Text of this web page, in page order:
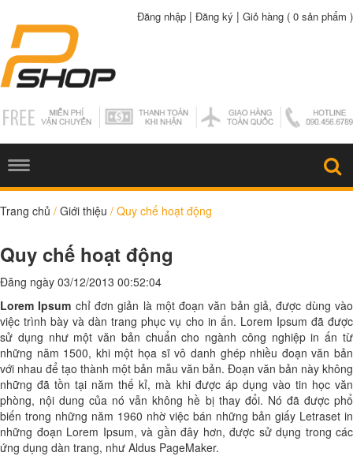
Đăng nhập | Đăng ký | Giỏ hàng ( 0 sản phẩm )
Trang chủ / Giới thiệu / Quy chế hoạt động
Quy chế hoạt động
Đăng ngày 03/12/2013 00:52:04
Lorem Ipsum chỉ đơn giản là một đoạn văn bản giả, được dùng vào
việc trình bày và dàn trang phục vụ cho in ấn. Lorem Ipsum đã được
sử dụng như một văn bản chuẩn cho ngành công nghiệp in ấn từ
những năm 1500, khi một họa sĩ vô danh ghép nhiều đoạn văn bản
với nhau để tạo thành một bản mẫu văn bản. Đoạn văn bản này không
những đã tồn tại năm thế kỉ, mà khi được áp dụng vào tin học văn
phòng, nội dung của nó vẫn không hề bị thay đổi. Nó đã được phổ
biến trong những năm 1960 nhờ việc bán những bản giấy Letraset in
những đoạn Lorem Ipsum, và gần đây hơn, được sử dụng trong các
ứng dụng dàn trang, như Aldus PageMaker.